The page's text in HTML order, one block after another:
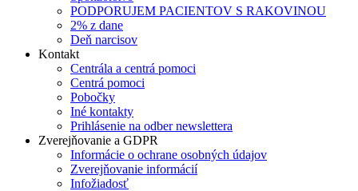
PODPORUJEM PACIENTOV S RAKOVINOU
2% z dane
Deň narcisov
Kontakt
Centrála a centrá pomoci
Centrá pomoci
Pobočky
Iné kontakty
Prihlásenie na odber newslettera
Zverejňovanie a GDPR
Informácie o ochrane osobných údajov
Zverejňovanie informácií
Infožiadosť